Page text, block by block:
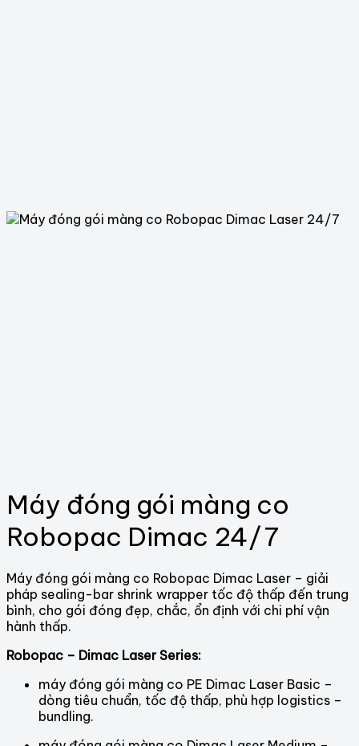
Máy đóng gói màng co
Robopac Dimac 24/7
Máy đóng gói màng co Robopac Dimac Laser – giải
pháp sealing-bar shrink wrapper tốc độ thấp đến trung
bình, cho gói đóng đẹp, chắc, ổn định với chi phí vận
hành thấp.
Robopac – Dimac Laser Series:
máy đóng gói màng co PE Dimac Laser Basic –
dòng tiêu chuẩn, tốc độ thấp, phù hợp logistics –
bundling.